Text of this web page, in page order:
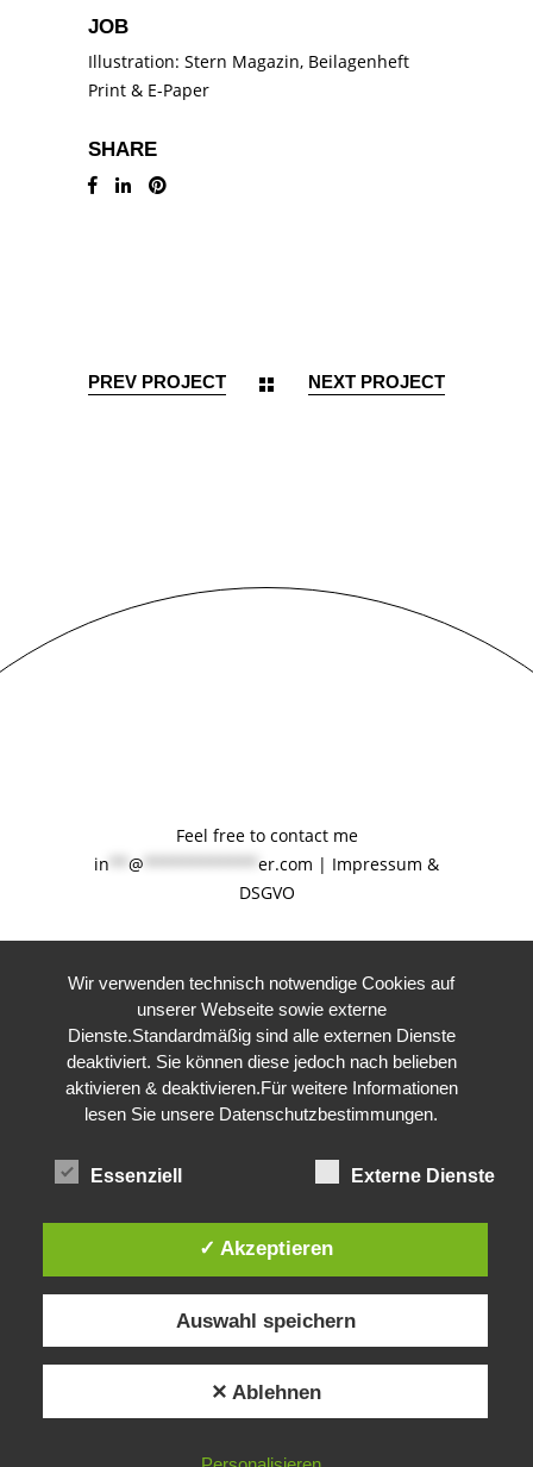
JOB
Illustration: Stern Magazin, Beilagenheft
Print & E-Paper
SHARE
PREV PROJECT NEXT PROJECT
Feel free to contactme
in
@ ************ er.com | Impressum &
DSGVO
Wir verwenden technisch notwendige Cookies auf
unserer Webseite sowie externe
Dienste.Standardmäßig sind alle externen Dienste
deaktiviert. Sie können diese jedoch nach belieben
aktivieren & deaktivieren.Für weitere Informationen
lesen Sie unsere Datenschutzbestimmungen.
Essenziell Externe Dienste
✓ Akzeptieren
Auswahl speichern
✕ Ablehnen